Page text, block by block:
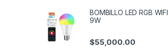
BOMBILLO LED RGB WIFI
9W
$55,000.00